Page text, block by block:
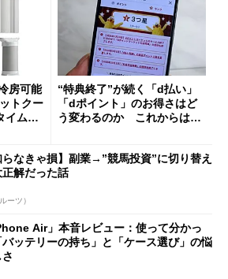
房可能
トクー
イムセ
“特典終了”が続く「d払い」
「dポイント」のお得さはど
う変わるのか これからは
らなきゃ損】副業→”競馬投資”に切り替え
正解だった話
ーツ）
Air」本音レビュー：使って分かっ
バッテリーの持ち」と「ケース選び」の悩
さ